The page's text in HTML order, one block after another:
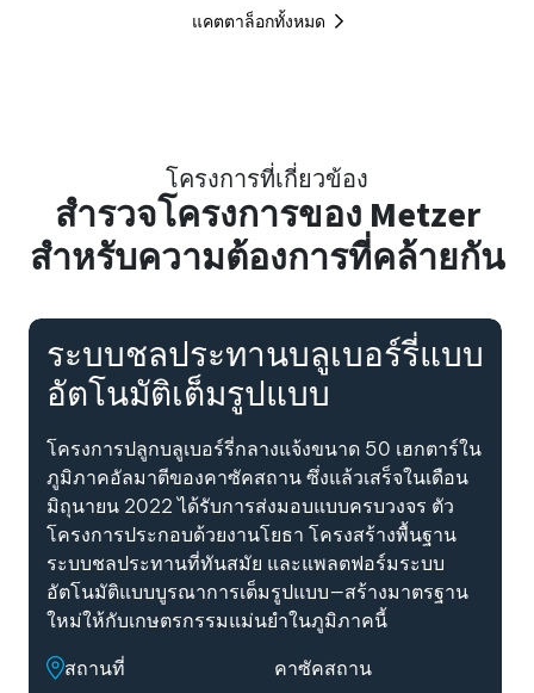
แคตตาล็อกทั้งหมด
โครงการที่เกี่ยวข้อง
สำรวจโครงการของ Metzer
สำหรับความต้องการที่คล้ายกัน
ระบบชลประทานบลูเบอร์รี่แบบ
อัตโนมัติเต็มรูปแบบ
โครงการปลูกบลูเบอร์รี่กลางแจ้งขนาด 50 เฮกตาร์ใน
ภูมิภาคอัลมาตีของคาซัคสถาน ซึ่งแล้วเสร็จในเดือน
มิถุนายน 2022 ได้รับการส่งมอบแบบครบวงจร ตัว
โครงการประกอบด้วยงานโยธา โครงสร้างพื้นฐาน
ระบบชลประทานที่ทันสมัย และแพลตฟอร์มระบบ
อัตโนมัติแบบบูรณาการเต็มรูปแบบ—สร้างมาตรฐาน
ใหม่ให้กับเกษตรกรรมแม่นยำในภูมิภาคนี้
สถานที่
คาซัคสถาน